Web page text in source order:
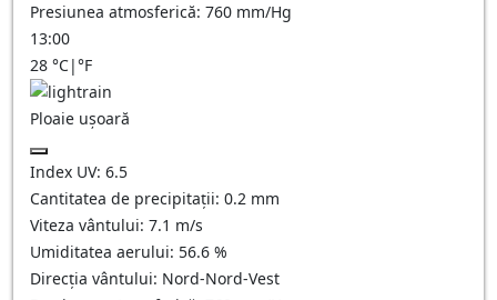
Presiunea atmosferică: 760 mm/Hg
13:00
28 °C|°F
Ploaie ușoară
Index UV: 6.5
Cantitatea de precipitații: 0.2 mm
Viteza vântului: 7.1 m/s
Umiditatea aerului: 56.6 %
Direcția vântului: Nord-Nord-Vest